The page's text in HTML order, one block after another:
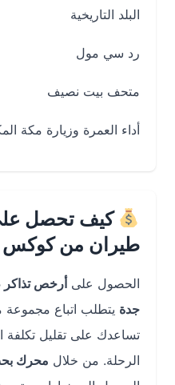
البلد التاريخية
رد سي مول
متحف بيت نصيف
أداء العمرة وزيارة مكة المكرمة
كيف تحصل على
طيران من كوكس
الحصول علىأرخص تذاكر
يتطلب اتباع مجموعة من
تساعدك على تقليل تكلفة
الرحلة. من خلال محرك بحث